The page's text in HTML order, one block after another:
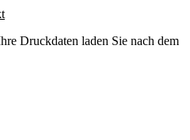
Druckdaten laden Sie nach dem